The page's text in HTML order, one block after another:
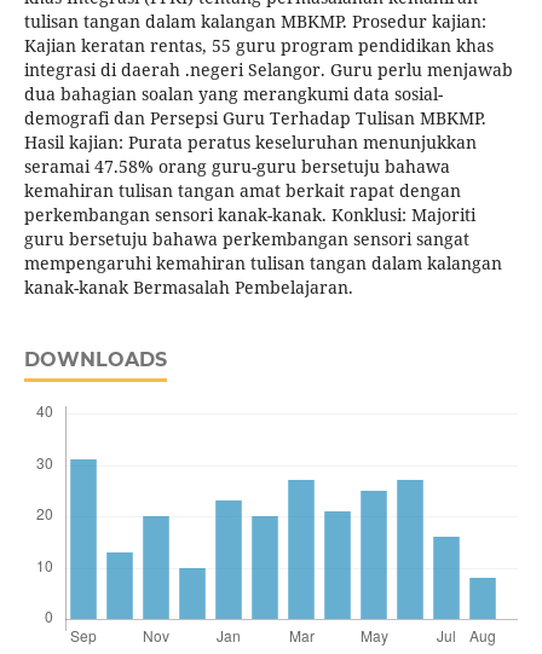
tulisan tangan dalam kalangan MBKMP. Prosedur kajian:
Kajian keratan rentas, 55 guru program pendidikan khas
integrasi di daerah .negeri Selangor. Guru perlu menjawab
dua bahagian soalan yang merangkumi data sosial-
demografi dan Persepsi Guru Terhadap Tulisan MBKMP.
Hasil kajian: Purata peratus keseluruhan menunjukkan
seramai 47.58% orang guru-guru bersetuju bahawa
kemahiran tulisan tangan amat berkait rapat dengan
perkembangan sensori kanak-kanak. Konklusi: Majoriti
guru bersetuju bahawa perkembangan sensori sangat
mempengaruhi kemahiran tulisan tangan dalam kalangan
kanak-kanak Bermasalah Pembelajaran.
DOWNLOADS